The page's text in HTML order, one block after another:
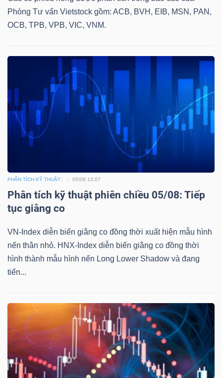
Phòng Tư vấn Vietstock gồm: ACB, BVH, EIB, MSN, PAN,
OCB, TPB, VPB, VIC, VNM.
PHÂN TÍCH KỸ THUẬT 05/08 13:07
Phân tích kỹ thuật phiên chiều 05/08: Tiếp
tục giằng co
VN-Index diễn biến giằng co đồng thời xuất hiện mẫu hình
nến thân nhỏ. HNX-Index diễn biến giằng co đồng thời
hình thành mẫu hình nến Long Lower Shadow và đang
tiến...
TÀI
CHÍNH
THÔNG
DỊCH
VỤ
TRUYỀN
BẤT
ĐỘNG